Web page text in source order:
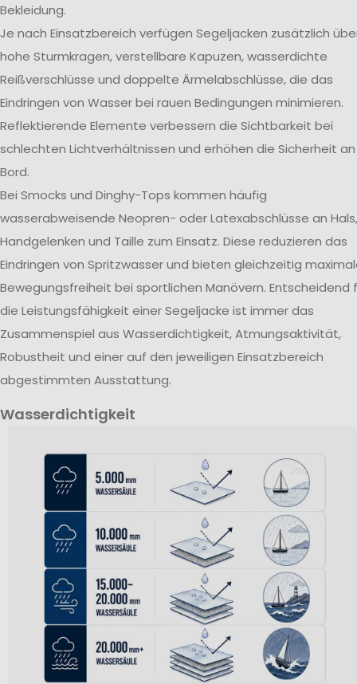
Bekleidung.
Je nach Einsatzbereich verfügen Segeljacken zusätzlich
hohe Sturmkragen, verstellbare Kapuzen, wasserdichte
Reißverschlüsse und doppelte Ärmelabschlüsse, die das
Eindringen von Wasser bei rauen Bedingungen minimieren.
Reflektierende Elemente verbessern die Sichtbarkeit bei
schlechten Lichtverhältnissen und erhöhen die Sicherheit an
Bord.
Bei Smocks und Dinghy-Tops kommen häufig
wasserabweisende Neopren- oder Latexabschlüsse an Hals,
Handgelenken und Taille zum Einsatz. Diese reduzieren das
Eindringen von Spritzwasser und bieten gleichzeitig
Bewegungsfreiheit bei sportlichen Manövern. Entscheidend
die Leistungsfähigkeit einer Segeljacke ist immer das
Zusammenspiel aus Wasserdichtigkeit, Atmungsaktivität,
Robustheit und einer auf den jeweiligen Einsatzbereich
abgestimmten Ausstattung.
Wasserdichtigkeit